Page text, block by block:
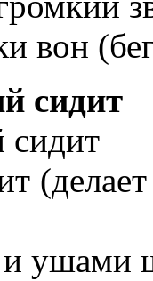
вон
сидит
сидит
и ушами